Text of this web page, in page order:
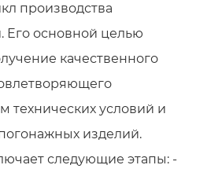
производства
Его основной целью
качественного
технических условий и
изделий.
следующие этапы: -